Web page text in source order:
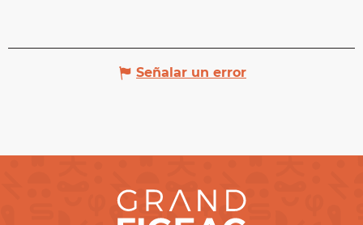
Señalar un error